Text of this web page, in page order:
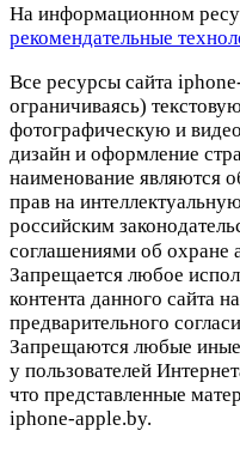
На информационном
рекомендательные
Все ресурсы сайта
ограничиваясь)
фотографическую и
дизайн и оформление
наименование являются
прав на
российским
соглашениями об охране
Запрещается любое
контента данного сайта
предварительного
Запрещаются любые иные
у пользователей
что представленные
iphone-apple.by.